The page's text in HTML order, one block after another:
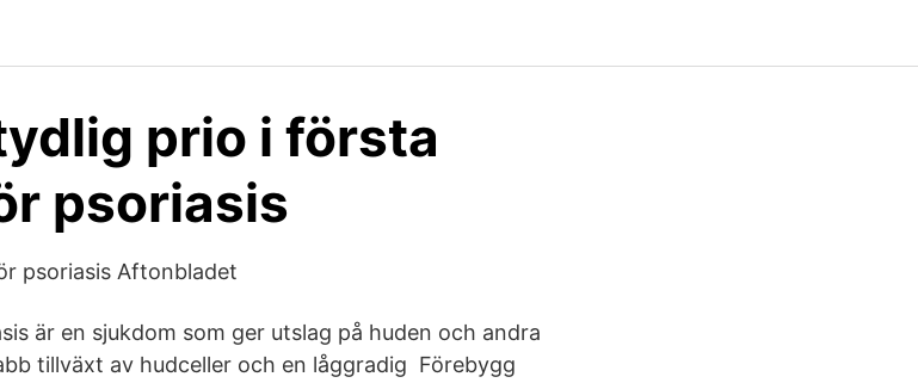
prio i första
psoriasis
psoriasis Aftonbladet
är en sjukdom som ger utslag på huden och andra
tillväxt av hudceller och en låggradig Förebygg